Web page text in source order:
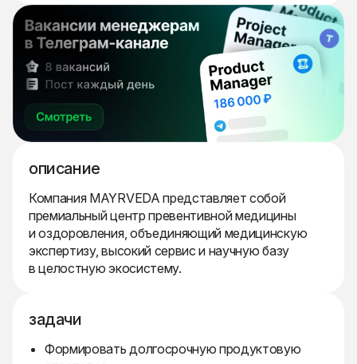
описание
Компания MAYRVEDA представляет собой
премиальный центр превентивной медицины
и оздоровления, объединяющий медицинскую
экспертизу, высокий сервис и научную базу
в целостную экосистему.
задачи
Формировать долгосрочную продуктовую